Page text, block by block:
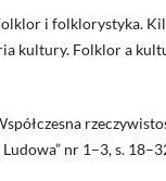
i folklorystyka.
kultury. Folklor a
nr 1–3, s.